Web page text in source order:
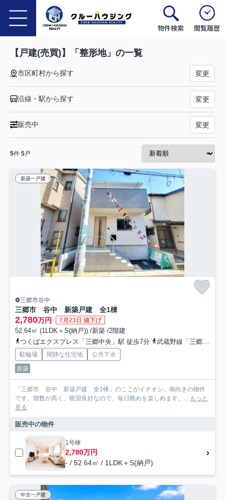
物件検索 閲覧履歴
【戸建(売買)】「整形地」の一覧
市区町村から探す 変更
沿線・駅から探す 変更
販売中 変更
5件 5戸
新築一戸建
三郷市谷中
三郷市 谷中 新築戸建 全1棟
2,780万円 7月23日 値下げ
52.64㎡ (1LDK＋S(納戸)) /新築 /2階建
つくばエクスプレス「三郷中央」駅 徒歩7分
武蔵野線「三郷」駅 徒歩30分
駐輪場 閑静な住宅地
公共下水
新築
「三郷市 谷中 新築戸建 全1棟」のここがイチオシ。南向きの物件
です。階数が高く、眺望良好なので、毎日眺めを楽しめます。...
もっと
見る
販売中の物件
1号棟
2,780万円
- / 52.64㎡ / 1LDK＋S(納戸)
中古一戸建